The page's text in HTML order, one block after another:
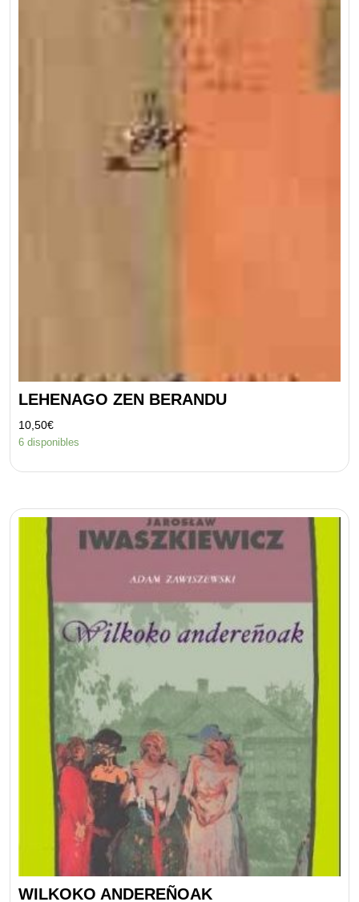
LEHENAGO ZEN BERANDU
10,50€
6 disponibles
WILKOKO ANDEREÑOAK